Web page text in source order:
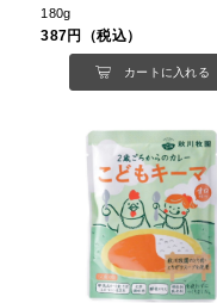
180g
387円（税込）
カートに入れる